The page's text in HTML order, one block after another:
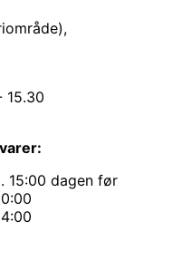
15.30
15:00 dagen før